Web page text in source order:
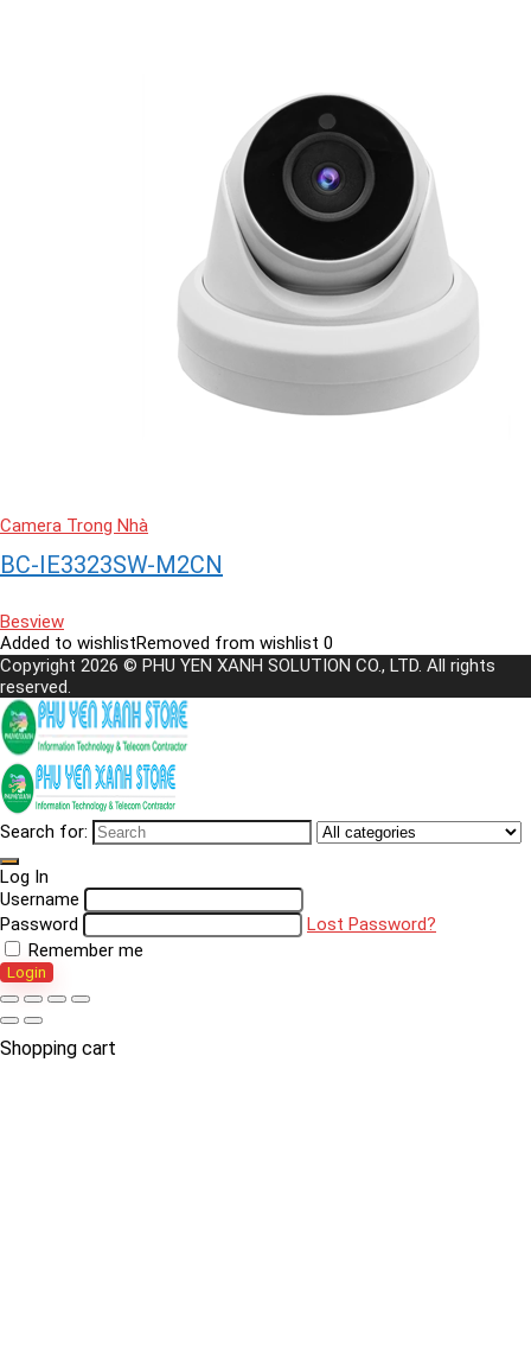
Camera Trong Nhà
BC-IE3323SW-M2CN
Besview
Added to wishlistRemoved from wishlist 0
Copyright 2026 © PHU YEN XANH SOLUTION CO., LTD. All rights
reserved.
Search for:
Log In
Username
Password
Lost Password?
Remember me
Login
Shopping cart